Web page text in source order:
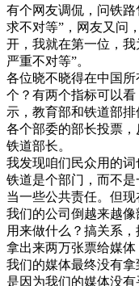
有个网友调侃，问铁
求不对等”，网友又问
开，我就在第一位，
严重不对等”。
各位晓不晓得在中国
个？有两个指标可以
示，教育部和铁道部
各个部委的部长投票
铁道部长。
我发现咱们民众用的
铁道是个部门，而不
当一些公共责任。但
我们的公司倒越来越像
用来做什么？搞关系
拿出来两万张票给媒体
我们的媒体最终没有
是因为我们的媒体没